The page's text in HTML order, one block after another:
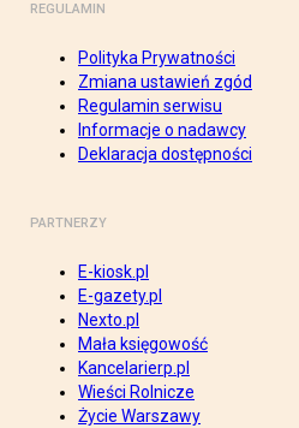
REGULAMIN
Polityka Prywatności
Zmiana ustawień zgód
Regulamin serwisu
Informacje o nadawcy
Deklaracja dostępności
PARTNERZY
E-kiosk.pl
E-gazety.pl
Nexto.pl
Mała księgowość
Kancelarierp.pl
Wieści Rolnicze
Życie Warszawy